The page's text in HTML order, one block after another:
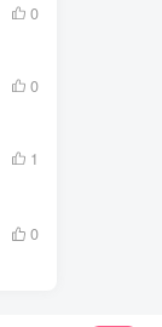
0
0
1
0